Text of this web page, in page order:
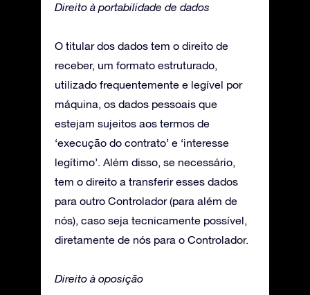
Direito à portabilidade de dados
O titular dos dados tem o direito de
receber, um formato estruturado,
utilizado frequentemente e legível por
máquina, os dados pessoais que
estejam sujeitos aos termos de
‘execução do contrato’ e ‘interesse
legítimo’. Além disso, se necessário,
tem o direito a transferir esses dados
para outro Controlador (para além de
nós), caso seja tecnicamente possível,
diretamente de nós para o Controlador.
Direito à oposição